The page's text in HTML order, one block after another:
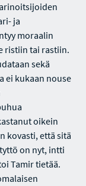
ja
moraalin
ristiin tai rastiin.
sekä
ei kukaan nouse
oikein
kovasti, että sitä
on nyt, intti
Tamir tietää.